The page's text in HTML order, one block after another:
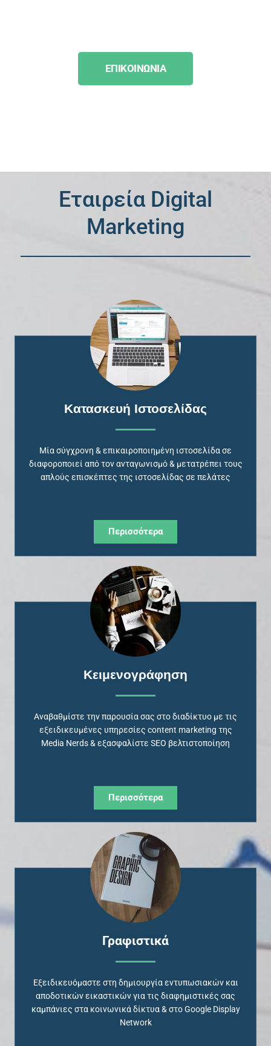
EΠΙΚΟΙΝΩΝΙΑ
Εταιρεία Digital
Marketing
Κατασκευή Ιστοσελίδας
Μία σύγχρονη & επικαιροποιημένη ιστοσελίδα σε
διαφοροποιεί από τον ανταγωνισμό & μετατρέπει τους
απλούς επισκέπτες της ιστοσελίδας σε πελάτες
Περισσότερα
Κειμενογράφηση
Αναβαθμίστε την παρουσία σας στο διαδίκτυο με τις
εξειδικευμένες υπηρεσίες content marketing της
Media Nerds & εξασφαλίστε SEO βελτιστοποίηση
Περισσότερα
Γραφιστικά
Eξειδικευόμαστε στη δημιουργία εντυπωσιακών και
αποδοτικών εικαστικών για τις διαφημιστικές σας
καμπάνιες στα κοινωνικά δίκτυα & στο Google Display
Network